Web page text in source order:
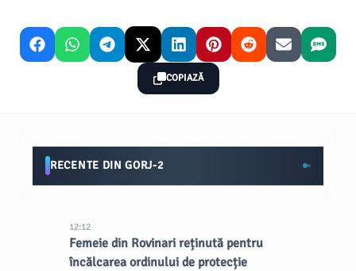
COPIAZĂ
RECENTE DIN GORJ-2
12:12
Femeie din Rovinari reținută pentru
încălcarea ordinului de protecție